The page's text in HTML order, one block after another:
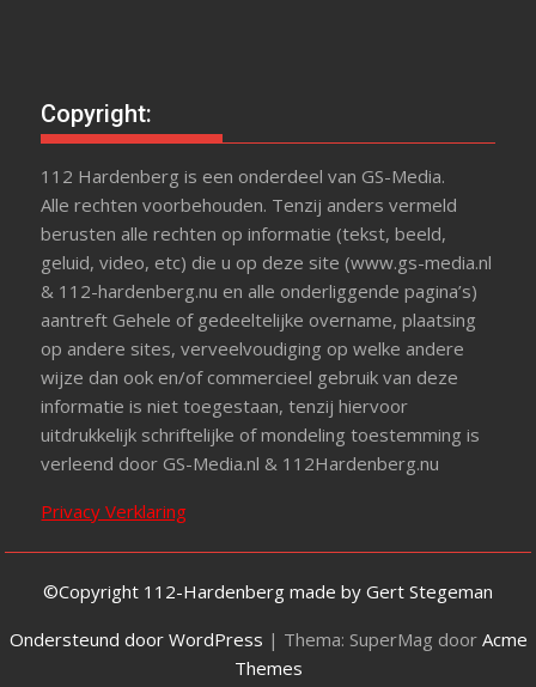
Copyright:
112 Hardenberg is een onderdeel van GS-Media.
Alle rechten voorbehouden. Tenzij anders vermeld
berusten alle rechten op informatie (tekst, beeld,
geluid, video, etc) die u op deze site (www.gs-media.nl
& 112-hardenberg.nu en alle onderliggende pagina’s)
aantreft Gehele of gedeeltelijke overname, plaatsing
op andere sites, verveelvoudiging op welke andere
wijze dan ook en/of commercieel gebruik van deze
informatie is niet toegestaan, tenzij hiervoor
uitdrukkelijk schriftelijke of mondeling toestemming is
verleend door GS-Media.nl & 112Hardenberg.nu
Privacy Verklaring
©Copyright 112-Hardenberg made by Gert Stegeman
Ondersteund door WordPress | Thema: SuperMag door Acme
Themes